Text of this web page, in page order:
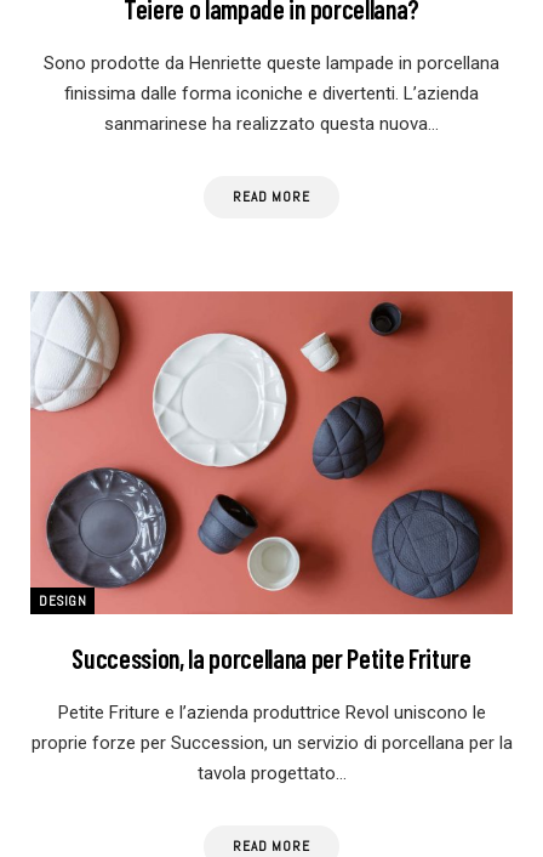
Teiere o lampade in porcellana?
Sono prodotte da Henriette queste lampade in porcellana
finissima dalle forma iconiche e divertenti. L’azienda
sanmarinese ha realizzato questa nuova…
READ MORE
DESIGN
Succession, la porcellana per Petite Friture
Petite Friture e l’azienda produttrice Revol uniscono le
proprie forze per Succession, un servizio di porcellana per la
tavola progettato…
READ MORE